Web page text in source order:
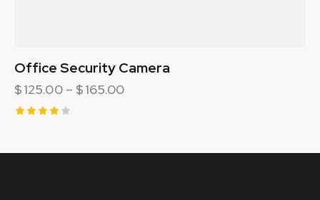
Office Security Camera
$125.00– $165.00